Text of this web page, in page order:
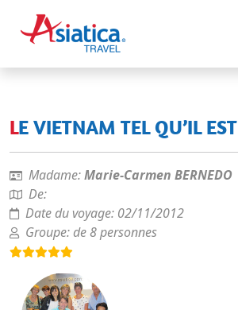
LE VIETNAM TEL QU’IL EST
Madame:Marie-Carmen BERNEDO
De:
Date du voyage: 02/11/2012
Groupe:de 8 personnes